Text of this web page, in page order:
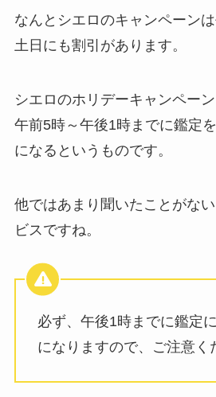
なんとシエロのキャンペーンは
土日にも割引があります。
シエロのホリデーキャンペー
午前5時～午後1時までに鑑定
になるというものです。
他ではあまり聞いたことがな
ビスですね。
必ず、午後1時までに鑑定
になりますので、ご注意く